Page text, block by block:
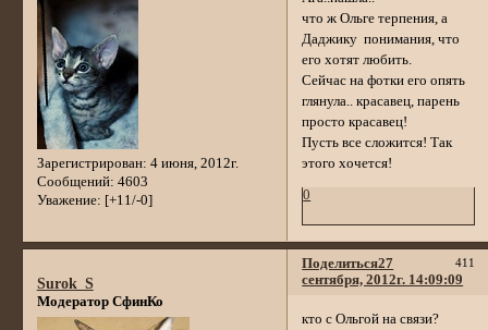
Зарегистрирован: 4 июня, 2012г.
Сообщений: 4603
Уважение: [+11/-0]
что ж Ольге терпения, а
Даджику понимания, что
его хотят любить.
Сейчас на фотки его опять
глянула.. красавец, парень
просто красавец!
Пусть все сложится! Так
этого хочется!
0
Поделиться 411
27
сентября, 2012г. 14:09:09
Surok_S
Модератор СфинКо
кто с Ольгой на связи?